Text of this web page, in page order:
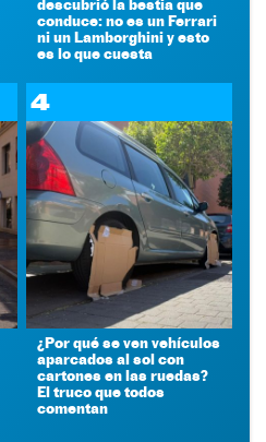
descubrió la bestia que
conduce: no es un Ferrari
ni un Lamborghini y esto
es lo que cuesta
4
¿Por qué se ven vehículos
aparcados al sol con
cartones en las ruedas?
El truco que todos
comentan